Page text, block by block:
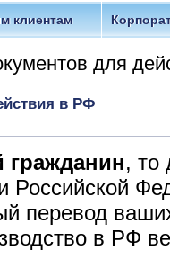
клиентам
для
в РФ
гражданин, то
Российской
перевод
в РФ